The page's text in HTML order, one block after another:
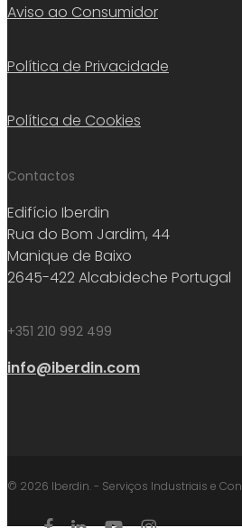
Aviso ao Consumidor
Política de Privacidade
Política de Cookies
Contactos
Edifício Iberdin
Rua do Bom Jardim, 44
Manique de Baixo
2645-422 Alcabideche Portugal
+351 210 992 499
info@iberdin.com
© 2026 Iberdin. - Serviços Industriais e